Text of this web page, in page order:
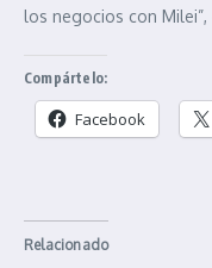
los negocios con
Compártelo:
Facebook
Relacionado